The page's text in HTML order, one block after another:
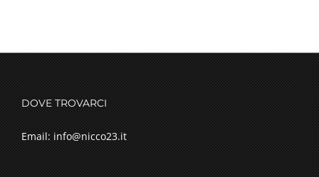
DOVE TROVARCI
Email: info@nicco23.it